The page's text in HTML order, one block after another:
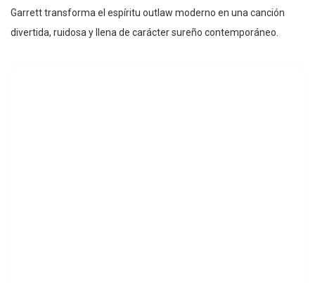
Garrett transforma el espíritu outlaw moderno en una canción
divertida, ruidosa y llena de carácter sureño contemporáneo.